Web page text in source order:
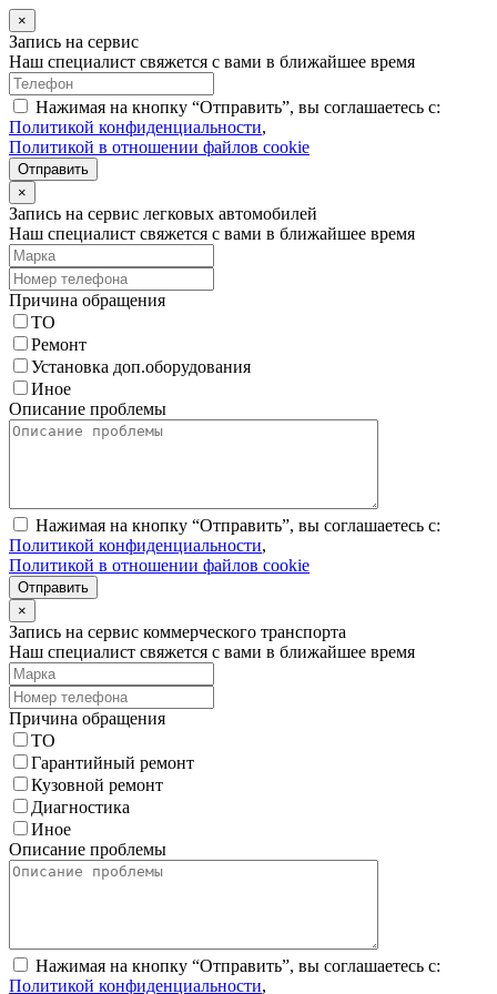
×
Запись на сервис
Наш специалист свяжется с вами в ближайшее время
Нажимая на кнопку “Отправить”, вы соглашаетесь с:
Политикой конфиденциальности,
Политикой в отношении файлов cookie
Отправить
×
Запись на сервис легковых автомобилей
Наш специалист свяжется с вами в ближайшее время
Причина обращения
ТО
Ремонт
Установка доп.оборудования
Иное
Описание проблемы
Нажимая на кнопку “Отправить”, вы соглашаетесь с:
Политикой конфиденциальности,
Политикой в отношении файлов cookie
Отправить
×
Запись на сервис коммерческого транспорта
Наш специалист свяжется с вами в ближайшее время
Причина обращения
ТО
Гарантийный ремонт
Кузовной ремонт
Диагностика
Иное
Описание проблемы
Нажимая на кнопку “Отправить”, вы соглашаетесь с:
Политикой конфиденциальности,